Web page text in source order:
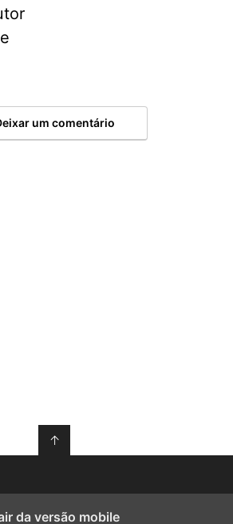
um comentário
↑
da versão mobile